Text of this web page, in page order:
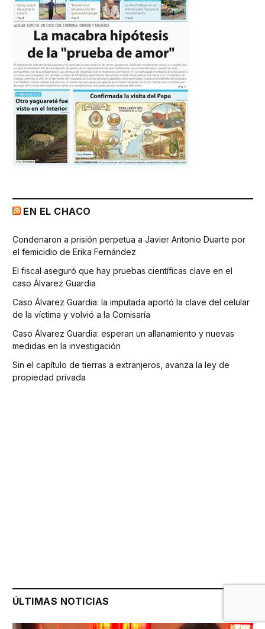
EN EL CHACO
Condenaron a prisión perpetua a Javier Antonio Duarte por
el femicidio de Erika Fernández
El fiscal aseguró que hay pruebas científicas clave en el
caso Álvarez Guardia
Caso Álvarez Guardia: la imputada aportó la clave del celular
de la víctima y volvió a la Comisaría
Caso Álvarez Guardia: esperan un allanamiento y nuevas
medidas en la investigación
Sin el capítulo de tierras a extranjeros, avanza la ley de
propiedad privada
ÚLTIMAS NOTICIAS